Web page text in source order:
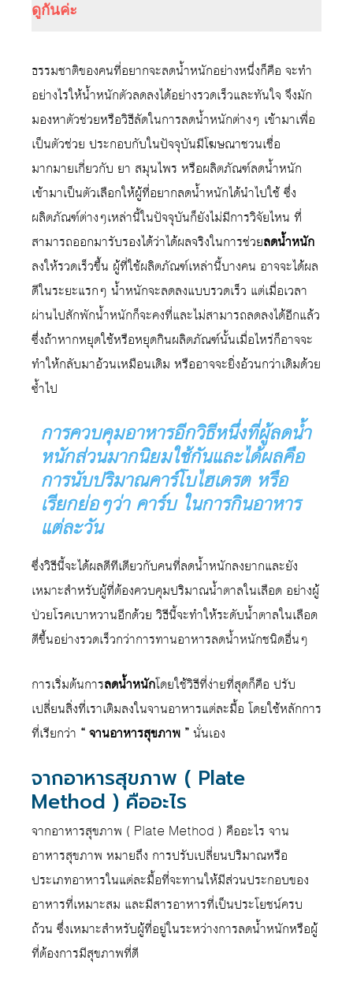
ดูกันค่ะ
ธรรมชาติของคนที่อยากจะลดน้ำหนักอย่างหนึ่งก็คือ จะทำ
อย่างไรให้น้ำหนักตัวลดลงได้อย่างรวดเร็วและทันใจ จึงมัก
มองหาตัวช่วยหรือวิธีลัดในการลดน้ำหนักต่างๆ เข้ามาเพื่อ
เป็นตัวช่วย ประกอบกับในปัจจุบันมีโฆษณาชวนเชื่อ
มากมายเกี่ยวกับ ยา สมุนไพร หรือผลิตภัณฑ์ลดน้ำหนัก
เข้ามาเป็นตัวเลือกให้ผู้ที่อยากลดน้ำหนักได้นำไปใช้ ซึ่ง
ผลิตภัณฑ์ต่างๆเหล่านี้ในปัจจุบันก็ยังไม่มีการวิจัยไหน ที่
สามารถออกมารับรองได้ว่าได้ผลจริงในการช่วยลดน้ำหนัก
ลงให้รวดเร็วขึ้น ผู้ที่ใช้ผลิตภัณฑ์เหล่านี้บางคน อาจจะได้ผล
ดีในระยะแรกๆ น้ำหนักจะลดลงแบบรวดเร็ว แต่เมื่อเวลา
ผ่านไปสักพักน้ำหนักก็จะคงที่และไม่สามารถลดลงได้อีกแล้ว
ซึ่งถ้าหากหยุดใช้หรือหยุดกินผลิตภัณฑ์นั้นเมื่อไหร่ก็อาจจะ
ทำให้กลับมาอ้วนเหมือนเดิม หรืออาจจะยิ่งอ้วนกว่าเดิมด้วย
ซ้ำไป
การควบคุมอาหารอีกวิธีหนึ่งที่ผู้ลดน้ำ
หนักส่วนมากนิยมใช้กันและได้ผลคือ
การนับปริมาณคาร์โบไฮเดรต หรือ
เรียกย่อๆว่า คาร์บ ในการกินอาหาร
แต่ละวัน
ซึ่งวิธีนี้จะได้ผลดีทีเดียวกับคนที่ลดน้ำหนักลงยากและยัง
เหมาะสำหรับผู้ที่ต้องควบคุมปริมาณน้ำตาลในเลือด อย่างผู้
ป่วยโรคเบาหวานอีกด้วย วิธีนี้จะทำให้ระดับน้ำตาลในเลือด
ดีขึ้นอย่างรวดเร็วกว่าการทานอาหารลดน้ำหนักชนิดอื่นๆ
การเริ่มต้นการลดน้ำหนักโดยใช้วิธีที่ง่ายที่สุดก็คือ ปรับ
เปลี่ยนสิ่งที่เราเติมลงในจานอาหารแต่ละมื้อ โดยใช้หลักการ
ที่เรียกว่า “ จานอาหารสุขภาพ ”นั่นเอง
จากอาหารสุขภาพ ( Plate
Method ) คืออะไร
จากอาหารสุขภาพ ( Plate Method ) คืออะไร จาน
อาหารสุขภาพ หมายถึง การปรับเปลี่ยนปริมาณหรือ
ประเภทอาหารในแต่ละมื้อที่จะทานให้มีส่วนประกอบของ
อาหารที่เหมาะสม และมีสารอาหารที่เป็นประโยชน์ครบ
ถ้วน ซึ่งเหมาะสำหรับผู้ที่อยู่ในระหว่างการลดน้ำหนักหรือผู้
ที่ต้องการมีสุขภาพที่ดี